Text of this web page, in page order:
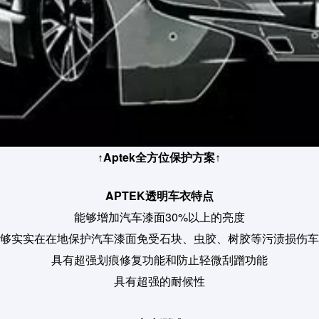
↑Aptek全方位保护方案↑
APTEK透明车衣特点
能够增加汽车漆面30%以上的亮度
实实在在地保护汽车漆面免受石块、虫胶、树胶等污渍损伤
具有超强划痕修复功能和防止轻微刮蹭功能
具有超强的耐候性